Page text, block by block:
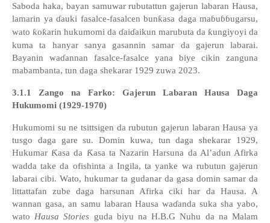
Saboda haka, bayan samuwar rubutattun gajerun labaran Hausa,
lamarin ya ɗauki fasalce-fasalcen bunƙasa daga maɓuɓɓugarsu,
wato ƙoƙarin hukumomi da ɗaiɗaikun marubuta da ƙungiyoyi da
kuma ta hanyar sanya gasannin samar da gajerun labarai.
Bayanin waɗannan fasalce-fasalce yana biye cikin zanguna
mabambanta, tun daga shekarar 1929 zuwa 2023.
3.1.1 Zango na Farko: Gajerun Labaran Hausa Daga
Hukumomi (1929-1970)
Hukumomi su ne tsittsigen da rubutun gajerun labaran Hausa ya
tusgo daga gare su. Domin kuwa, tun daga shekarar 1929,
Hukumar Ƙasa da Ƙasa ta Nazarin Harsuna da Al’adun Afirka
wadda take da ofishinta a Ingila,ta yanke wa rubutun gajerun
labarai cibi. Wato, hukumar ta gudanar da gasa domin samar da
littattafan zube daga harsunan Afirka ciki har da Hausa. A
wannan gasa, an samu labaran Hausa waɗanda suka sha yabo,
wato Hausa Stories guda biyuna H.B.G Nuhu da na Malam